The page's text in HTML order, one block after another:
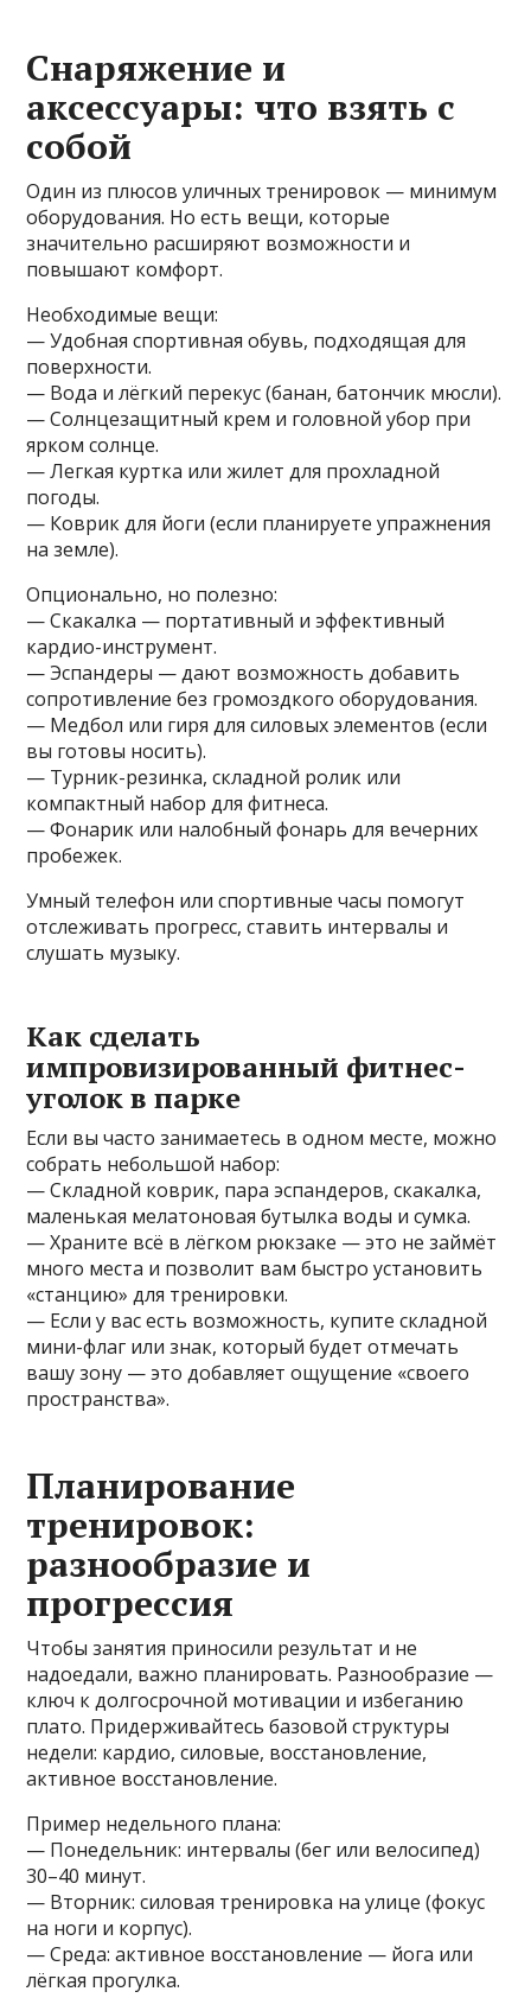
Снаряжение и
аксессуары: что взять с
собой
Один из плюсов уличных тренировок — минимум
оборудования. Но есть вещи, которые
значительно расширяют возможности и
повышают комфорт.
Необходимые вещи:
— Удобная спортивная обувь, подходящая для
поверхности.
— Вода и лёгкий перекус (банан, батончик мюсли).
— Солнцезащитный крем и головной убор при
ярком солнце.
— Легкая куртка или жилет для прохладной
погоды.
— Коврик для йоги (если планируете упражнения
на земле).
Опционально, но полезно:
— Скакалка — портативный и эффективный
кардио-инструмент.
— Эспандеры — дают возможность добавить
сопротивление без громоздкого оборудования.
— Медбол или гиря для силовых элементов (если
вы готовы носить).
— Турник-резинка, складной ролик или
компактный набор для фитнеса.
— Фонарик или налобный фонарь для вечерних
пробежек.
Умный телефон или спортивные часы помогут
отслеживать прогресс, ставить интервалы и
слушать музыку.
Как сделать
импровизированный фитнес-
уголок в парке
Если вы часто занимаетесь в одном месте, можно
собрать небольшой набор:
— Складной коврик, пара эспандеров, скакалка,
маленькая мелатоновая бутылка воды и сумка.
— Храните всё в лёгком рюкзаке — это не займёт
много места и позволит вам быстро установить
«станцию» для тренировки.
— Если у вас есть возможность, купите складной
мини-флаг или знак, который будет отмечать
вашу зону — это добавляет ощущение «своего
пространства».
Планирование
тренировок:
разнообразие и
прогрессия
Чтобы занятия приносили результат и не
надоедали, важно планировать. Разнообразие —
ключ к долгосрочной мотивации и избеганию
плато. Придерживайтесь базовой структуры
недели: кардио, силовые, восстановление,
активное восстановление.
Пример недельного плана:
— Понедельник: интервалы (бег или велосипед)
30–40 минут.
— Вторник: силовая тренировка на улице (фокус
на ноги и корпус).
— Среда: активное восстановление — йога или
лёгкая прогулка.